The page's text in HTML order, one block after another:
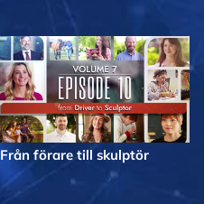
Från förare till skulptör